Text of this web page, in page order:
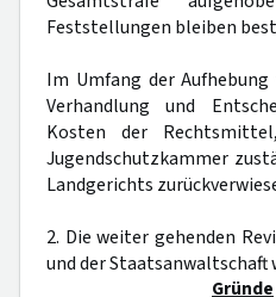
Feststellungen bleiben
Im Umfang der
Verhandlung und
Kosten der
Jugendschutzkammer
Landgerichts
2. Die weiter gehenden
und der Staatsanwaltschaft
Gründe